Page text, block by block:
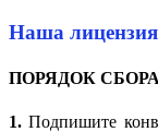
Наша
ПОРЯДОК
1. Подпишите